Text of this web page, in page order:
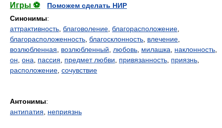
Игры ⚽
Поможем сделать НИР
Синонимы:
аттрактивность благоволение благорасположение
благорасположенность благосклонность влечение
возлюбленная
возлюбленный любовь милашка наклонность
он она пассия предмет любви привязанность приязнь
расположение сочувствие
Антонимы:
антипатия
неприязнь